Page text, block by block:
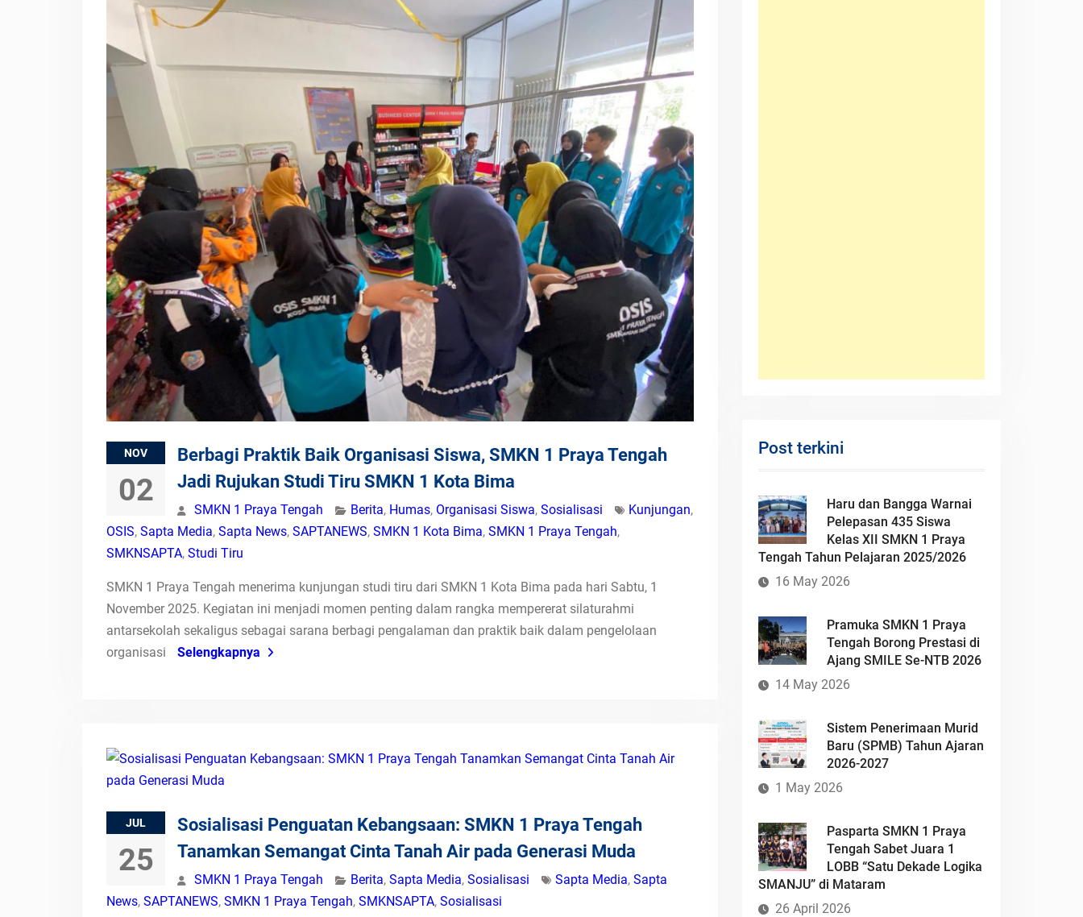
Tengah Borong Prestasi di
Ajang SMILE Se-NTB 2026
NOV
02
Berbagi Praktik Baik Organisasi Siswa, SMKN 1 Praya Tengah
Jadi Rujukan Studi Tiru SMKN 1 Kota Bima
SMKN 1 Praya Tengah Berita, Humas, Organisasi Siswa, Sosialisasi Kunjungan,
OSIS, Sapta Media, Sapta News, SAPTANEWS, SMKN 1 Kota Bima, SMKN 1 Praya Tengah,
SMKNSAPTA, Studi Tiru
SMKN 1 Praya Tengah menerima kunjungan studi tiru dari SMKN 1 Kota Bima pada hari Sabtu, 1
November 2025. Kegiatan ini menjadi momen penting dalam rangka mempererat silaturahmi
antarsekolah sekaligus sebagai sarana berbagi pengalaman dan praktik baik dalam pengelolaan
organisasi
Selengkapnya
JUL
25
Sosialisasi Penguatan Kebangsaan: SMKN 1 Praya Tengah
Tanamkan Semangat Cinta Tanah Air pada Generasi Muda
SMKN 1 Praya Tengah Berita, Sapta Media, Sosialisasi Sapta Media, Sapta
News, SAPTANEWS, SMKN 1 Praya Tengah, SMKNSAPTA, Sosialisasi
Post terkini
Haru dan Bangga Warnai
Pelepasan 435 Siswa
Kelas XII SMKN 1 Praya
Tengah Tahun Pelajaran 2025/2026
16 May 2026
Pramuka SMKN 1 Praya
Tengah Borong Prestasi di
Ajang SMILE Se-NTB 2026
14 May 2026
Sistem Penerimaan Murid
Baru (SPMB) Tahun Ajaran
2026-2027
1 May 2026
Pasparta SMKN 1 Praya
Tengah Sabet Juara 1
LOBB “Satu Dekade Logika
SMANJU” di Mataram
26 April 2026